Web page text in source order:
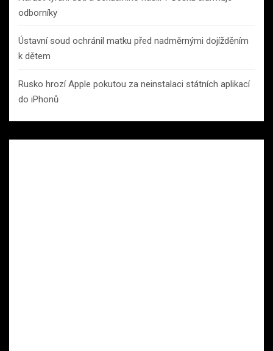
odborníky
Ústavní soud ochránil matku před nadměrnými dojížděním
k dětem
Rusko hrozí Apple pokutou za neinstalaci státních aplikací
do iPhonů